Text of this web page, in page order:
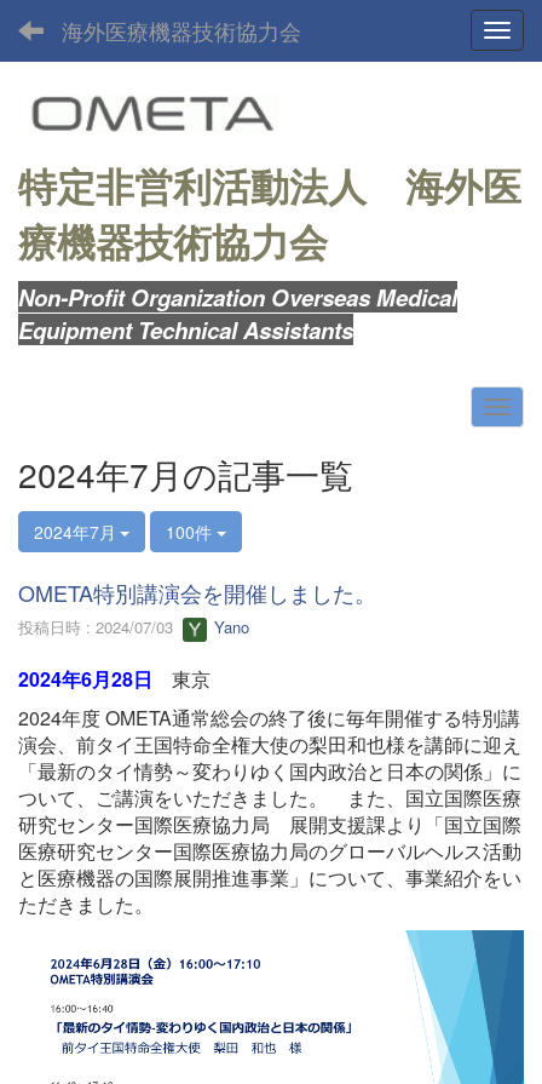
海外医療機器技術協力会
特定非営利活動法人 海外医
療機器技術協力会
Non-Profit Organization Overseas Medical
Equipment Technical Assistants
2024年7月の記事一覧
2024年7月 100件
OMETA特別講演会を開催しました。
投稿日時 : 2024/07/03 Yano
2024年6月28日 東京
2024年度 OMETA通常総会の終了後に毎年開催する特別講
演会、前タイ王国特命全権大使の梨田和也様を講師に迎え
「最新のタイ情勢～変わりゆく国内政治と日本の関係」に
ついて、ご講演をいただきました。 また、国立国際医療
研究センター国際医療協力局 展開支援課より「国立国際
医療研究センター国際医療協力局のグローバルヘルス活動
と医療機器の国際展開推進事業」について、事業紹介をい
ただきました。